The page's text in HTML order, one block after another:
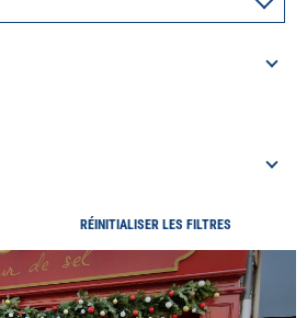
RÉINITIALISER LES FILTRES